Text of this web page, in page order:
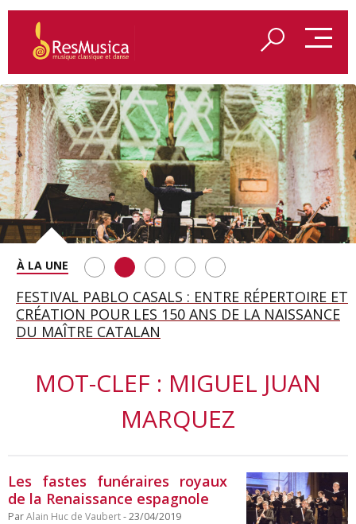
SAINT FRANÇOIS D’ASSISE À SALZBOURG, UNE
SOIRÉE IMMENSE PORTÉE PAR ROMEO
CASTELLUCCI ET MAXIME PASCAL
FESTIVAL PABLO CASALS : ENTRE RÉPERTOIRE ET
CRÉATION POUR LES 150 ANS DE LA NAISSANCE
DU MAÎTRE CATALAN
A BAYREUTH, LE 150E ANNIVERSAIRE DU RING
WAGNÉRIEN GÉNÉRÉ PAR L’IA
BETSY JOLAS FÊTE SON CENTIÈME
ANNIVERSAIRE
GEORGE BENJAMIN : « MES PARENTS AVAIENT
CETTE EXIGENCE DE L’OBJET CISELÉ »
MOT-CLEF : MIGUEL JUAN
MARQUEZ
Les fastes funéraires royaux
de la Renaissance espagnole
ParAlain Huc de Vaubert- 23/04/2019